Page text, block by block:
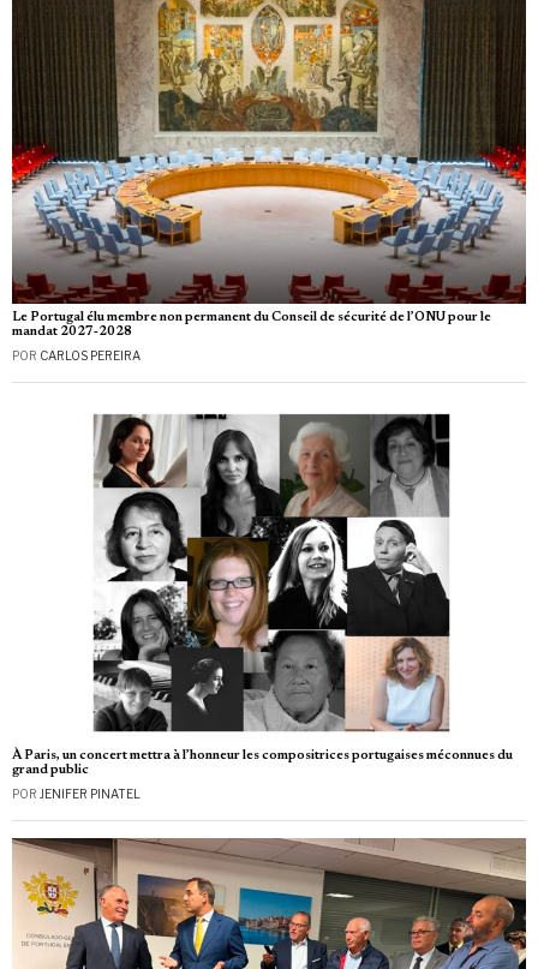
Le Portugal élu membre non permanent du Conseil de sécurité de l’ONU pour le
mandat 2027‑2028
POR CARLOS PEREIRA
À Paris, un concert mettra à l’honneur les compositrices portugaises méconnues du
grand public
POR JENIFER PINATEL